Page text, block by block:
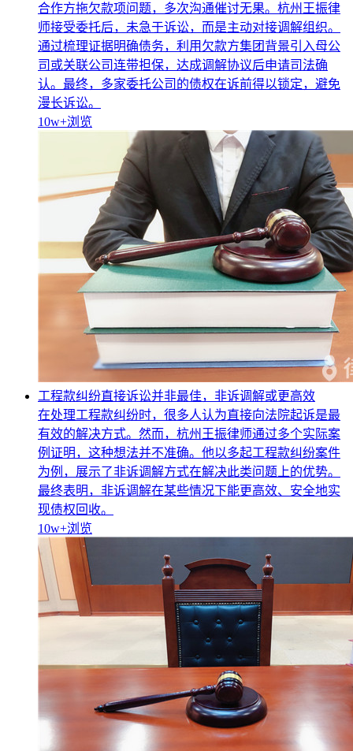
合作方拖欠款项问题，多次沟通催讨无果。杭州王振律
师接受委托后，未急于诉讼，而是主动对接调解组织。
通过梳理证据明确债务，利用欠款方集团背景引入母公
司或关联公司连带担保，达成调解协议后申请司法确
认。最终，多家委托公司的债权在诉前得以锁定，避免
漫长诉讼。
10w+浏览
工程款纠纷直接诉讼并非最佳，非诉调解或更高效
在处理工程款纠纷时，很多人认为直接向法院起诉是最
有效的解决方式。然而，杭州王振律师通过多个实际案
例证明，这种想法并不准确。他以多起工程款纠纷案件
为例，展示了非诉调解方式在解决此类问题上的优势。
最终表明，非诉调解在某些情况下能更高效、安全地实
现债权回收。
10w+浏览